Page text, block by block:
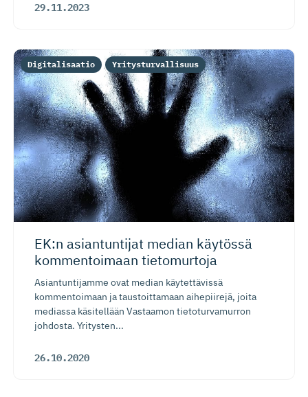
29.11.2023
EK:n asiantuntijat median käytössä
kommentoimaan tietomurtoja
Asiantuntijamme ovat median käytettävissä
kommentoimaan ja taustoittamaan aihepiirejä, joita
mediassa käsitellään Vastaamon tietoturvamurron
johdosta. Yritysten...
26.10.2020
Digitalisaatio Yritysturvallisuus